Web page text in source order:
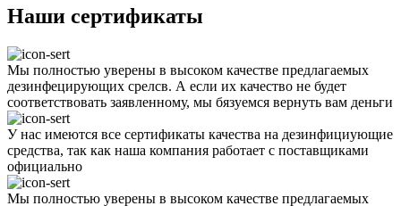
Наши сертификаты
Мы полностью уверены в высоком качестве предлагаемых
дезинфецирующих срелсв. А если их качество не будет
соответствовать заявленному, мы бязуемся вернуть вам деньги
У нас имеются все сертификаты качества на дезинфициующие
средства, так как наша компания работает с поставщиками
официально
Мы полностью уверены в высоком качестве предлагаемых